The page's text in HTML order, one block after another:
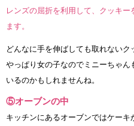
レンズの屈折を利用して、クッキ
ます。
どんなに手を伸ばしても取れないク
やっぱり女の子なのでミニーちゃ
いるのかもしれませんね。
⑤オーブンの中
キッチンにあるオーブンではケーキ